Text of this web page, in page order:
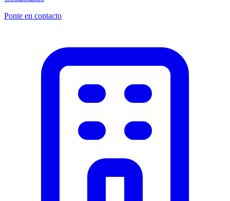
Ponte en contacto